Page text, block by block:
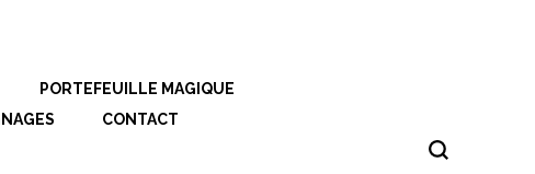
PORTEFEUILLE MAGIQUE
CONTACT